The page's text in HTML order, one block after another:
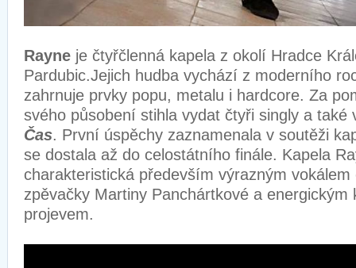
Rayne je čtyřčlenná kapela z okolí Hradce
Pardubic.Jejich hudba vychází z moderního
zahrnuje prvky popu, metalu i hardcore. Za
svého působení stihla vydat čtyři singly a také
Čas. První úspěchy zaznamenala v soutěži
se dostala až do celostátního finále. Kapela
charakteristická především výrazným vokálem
zpěvačky Martiny Panchártkové a energickým
projevem.